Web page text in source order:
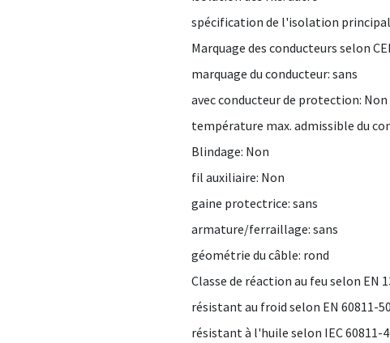
spécification de l'isolation
Marquage des conducteurs selon
marquage du conducteur: sans
avec conducteur de protection: Non
température max. admissible du
Blindage: Non
fil auxiliaire: Non
gaine protectrice: sans
armature/ferraillage: sans
géométrie du câble: rond
Classe de réaction au feu selon EN
résistant au froid selon EN 60811-
résistant à l'huile selon IEC 60811-